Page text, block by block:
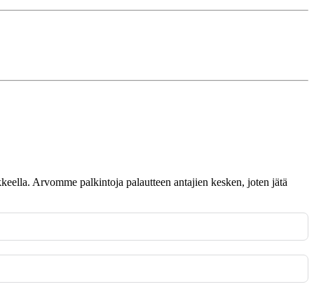
Arvomme palkintoja palautteen antajien kesken, joten jätä